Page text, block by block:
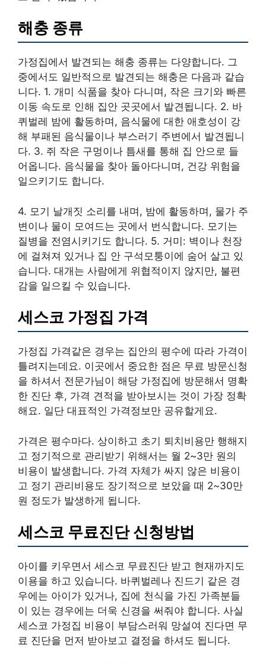
해충 종류
가정집에서 발견되는 해충 종류는 다양합니다. 그
중에서도 일반적으로 발견되는 해충은 다음과 같습
니다. 1. 개미 식품을 찾아 다니며, 작은 크기와 빠른
이동 속도로 인해 집안 곳곳에서 발견됩니다. 2. 바
퀴벌레 밤에 활동하며, 음식물에 대한 애호성이 강
해 부패된 음식물이나 부스러기 주변에서 발견됩니
다. 3. 쥐 작은 구멍이나 틈새를 통해 집 안으로 들
어옵니다. 음식물을 찾아 돌아다니며, 건강 위험을
일으키기도 합니다.
4. 모기 날개짓 소리를 내며, 밤에 활동하며, 물가 주
변이나 물이 모여드는 곳에서 번식합니다. 모기는
질병을 전염시키기도 합니다. 5. 거미: 벽이나 천장
에 걸쳐져 있거나 집 안 구석모퉁이에 숨어 살고 있
습니다. 대개는 사람에게 위협적이지 않지만, 불편
감을 일으킬 수 있습니다.
세스코 가정집 가격
가정집 가격같은 경우는 집안의 평수에 따라 가격이
틀려지는데요. 이곳에서 중요한 점은 무료 방문신청
을 하셔서 전문가님이 해당 가정집에 방문해서 명확
한 진단 후, 가격 견적을 받아보시는 것이 가장 정확
해요. 일단 대표적인 가격정보만 공유할게요.
가격은 평수마다. 상이하고 초기 퇴치비용만 행해지
고 정기적으로 관리받기 위해서는 월 2~3만 원의
비용이 발생합니다. 가격 자체가 싸지 않은 비용이
고 정기 관리비용도 장기적으로 보았을 때 2~30만
원 정도가 발생하게 됩니다.
세스코 무료진단 신청방법
아이를 키우면서 세스코 무료진단 받고 현재까지도
이용을 하고 있습니다. 바퀴벌레나 진드기 같은 경
우에는 아이가 있거나, 집에 천식을 가진 가족분들
이 있는 경우에는 더욱 신경을 써줘야 합니다. 사실
세스코 가정집 비용이 부담스러워 망설여 진다면 무
료 진단을 먼저 받아보고 결정을 하셔도 됩니다.